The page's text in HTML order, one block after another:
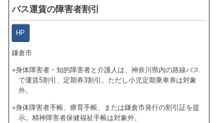
バス運賃の障害者割引
HP
鎌倉市
身体障害者・知的障害者と介護人は、神奈川県内の路線バス
で運賃5割引、定期券3割引。ただし小児定期乗車券は対象
外。
身体障害者手帳、療育手帳、または鎌倉市発行の割引証を提
示。精神障害者保健福祉手帳は対象外。